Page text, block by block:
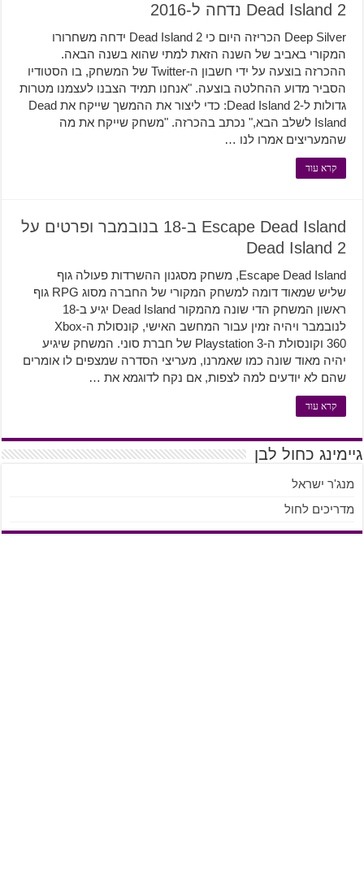
Dead Island 2 נדחה ל-2016
Deep Silver הכריזה היום כי Dead Island 2 ידחה משחרורו
המקורי באביב של השנה הזאת למתי שהוא בשנה הבאה.
ההכרזה בוצעה על ידי חשבון ה-Twitter של המשחק, בו הסטודיו
הסביר מדוע ההחלטה בוצעה. "אנחנו תמיד הצבנו לעצמנו מטרות
גדולות ל-Dead Island 2: כדי ליצור את ההמשך שייקח את Dead
Island לשלב הבא," נכתב בהכרזה. "משחק שייקח את מה
שהמעריצים אמרו לנו …
קרא עוד
Escape Dead Island ב-18 בנובמבר ופרטים על
Dead Island 2
Escape Dead Island, משחק מסגנון ההשרדות פעולה גוף
שליש שמאוד דומה למשחק המקורי של החברה מסוג RPG גוף
ראשון המשחק הדי שונה מהמקור Dead Island יגיע ב-18
לנובמבר ויהיה זמין עבור המחשב האישי, קונסולת ה-Xbox
360 וקונסולת ה-Playstation 3 של חברת סוני. המשחק שיגיע
יהיה מאוד שונה כמו שאמרנו, מעריצי הסדרה שמצפים לו אומרים
שהם לא יודעים למה לצפות, אם נקח לדוגמא את …
קרא עוד
גיימינג כחול לבן
מנג'ר ישראל
מדריכים לחול